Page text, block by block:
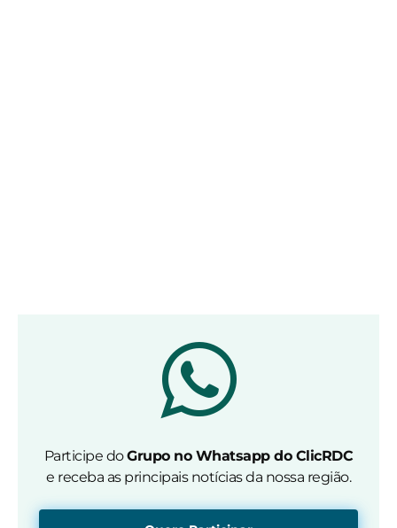
Participe doGrupo no Whatsapp do ClicRDC
e receba as principais notícias da nossa região.